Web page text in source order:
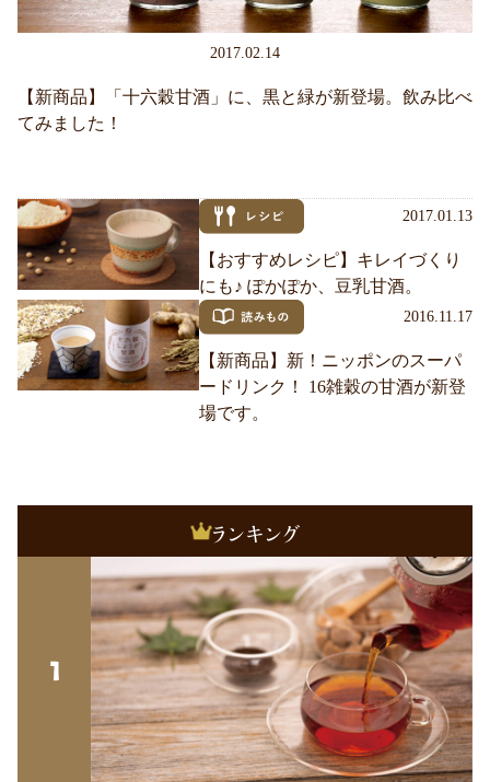
2017.02.14
【新商品】「十六穀甘酒」に、黒と緑が新登場。飲み比べ
てみました！
2017.01.13
【おすすめレシピ】キレイづくり
にも♪ ぽかぽか、豆乳甘酒。
2016.11.17
【新商品】新！ニッポンのスーパ
ードリンク！ 16雑穀の甘酒が新登
場です。